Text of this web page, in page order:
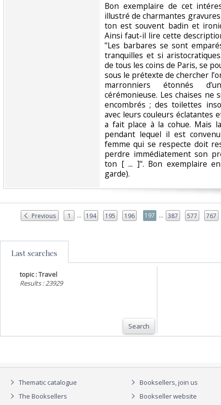
‎Bon exemplaire de cet
illustré de charmantes
ton est souvent badin et
Ainsi faut-il lire cette
"Les barbares se sont
tranquilles et si
de tous les coins de Paris, se
sous le prétexte de chercher
marronniers étonnés
cérémonieuse. Les chaises ne
encombrés ; des toilettes
avec leurs couleurs éclatantes
a fait place à la cohue. Mais
pendant lequel il est
femme qui se respecte doit
perdre immédiatement son
ton [ ... ]". Bon exemplaire
garde).‎
Previous 1 ... 194 195 196 197 ... 387 577 767
Last searches
topic : Travel
Results : 23929
Search
Thematic catalogue
The Booksellers
Booksellers, join us
Bookseller website